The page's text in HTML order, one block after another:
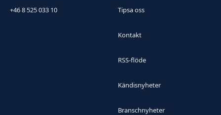
+46 8 525 033 10 Tipsa oss
Kontakt
RSS-flöde
Kändisnyheter
Branschnyheter